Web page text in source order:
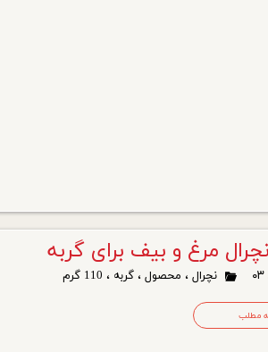
مرغ و بیف برای گربه
نچرال ، محصول ،گربه ، 110 گرم
مطلب